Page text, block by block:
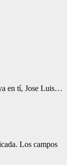
en tí, Jose Luis…
Los campos